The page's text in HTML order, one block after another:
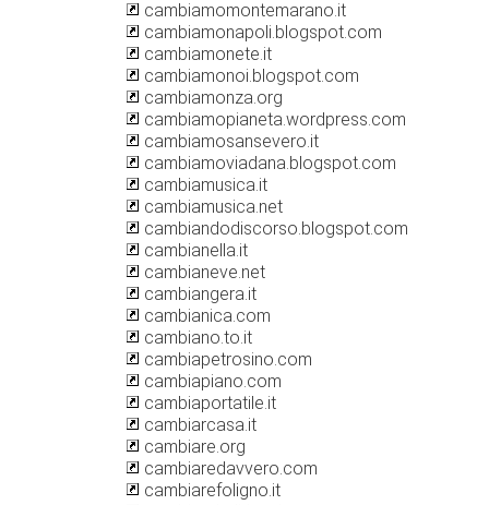
cambiamomontemarano.it
cambiamonapoli.blogspot.com
cambiamonete.it
cambiamonoi.blogspot.com
cambiamonza.org
cambiamopianeta.wordpress.com
cambiamosansevero.it
cambiamoviadana.blogspot.com
cambiamusica.it
cambiamusica.net
cambiandodiscorso.blogspot.com
cambianella.it
cambianeve.net
cambiangera.it
cambianica.com
cambiano.to.it
cambiapetrosino.com
cambiapiano.com
cambiaportatile.it
cambiarcasa.it
cambiare.org
cambiaredavvero.com
cambiarefoligno.it